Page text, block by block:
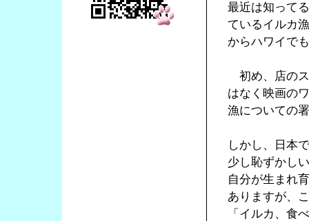
最近は知って
ているイルカ
からハワイで
初め、店の
はなく映画の
漁についての
しかし、日本
少し恥ずかし
自分が生まれ
ありますが、
「イルカ、食